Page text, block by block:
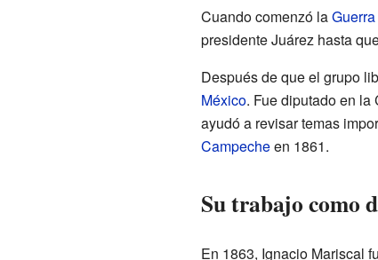
Cuando comenzó la
presidente Juárez hasta
Después de que el grupo
México. Fue diputado en la
ayudó a revisar temas
Campecheen 1861.
Su trabajo como
En 1863, Ignacio Mariscal